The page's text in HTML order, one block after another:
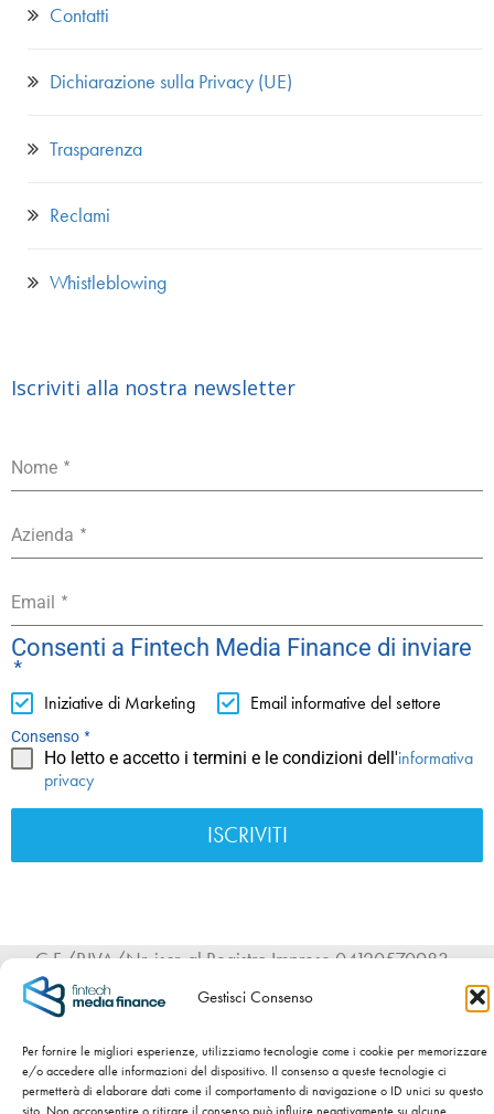
Gestisci Consenso
Per fornire le migliori esperienze, utilizziamo tecnologie come i cookie per memorizzare
e/o accedere alle informazioni del dispositivo. Il consenso a queste tecnologie ci
permetterà di elaborare dati come il comportamento di navigazione o ID unici su questo
Contatti
Dichiarazione sulla Privacy (UE)
Trasparenza
Reclami
Whistleblowing
Iscriviti alla nostra newsletter
Nome *
Azienda *
Email *
Consenti a Fintech Media Finance di inviare
*
Iniziative di Marketing Email informative del settore
Consenso *
Ho letto e accetto i termini e le condizioni dell'informativa
privacy
ISCRIVITI
C.F./P.IVA/Nr. iscr. al Registro Imprese 04120570983 -
Numero REA BS – 589954 - Cap. Sociale int. versato €
SITO WEB SVILUPPATO DANIDA’S – NATI CON LA CRISI.